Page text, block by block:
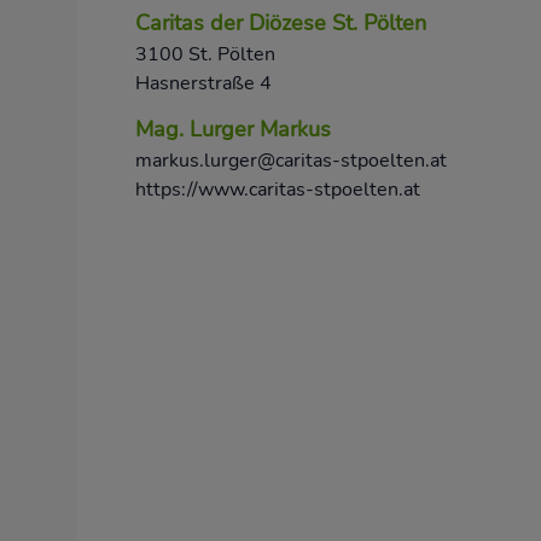
Caritas der Diözese St. Pölten
3100 St. Pölten
Hasnerstraße 4
Mag. Lurger Markus
markus.lurger@caritas-stpoelten.at
https://www.caritas-stpoelten.at